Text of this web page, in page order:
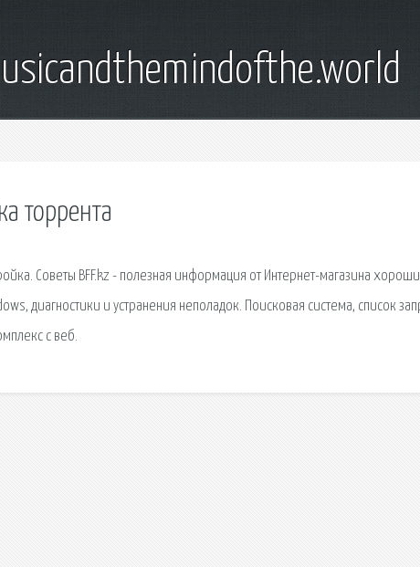
торрента
Советы BFF.kz - полезная информация от Интернет-магазина
диагностики и устранения неполадок. Поисковая сиcтема, список
с веб.